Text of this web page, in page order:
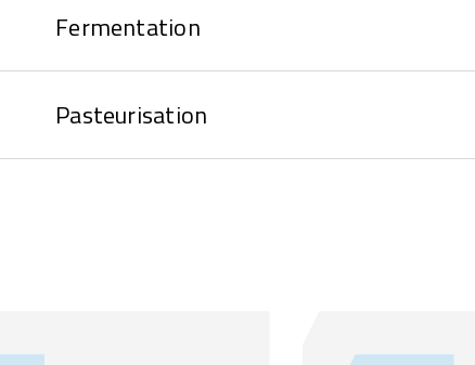
Fermentation
Pasteurisation